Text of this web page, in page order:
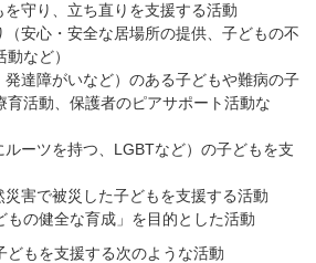
守り、立ち直りを支援する活動
安心・安全な居場所の提供、子どもの不
など）
達障がいなど）のある子どもや難病の子
育活動、保護者のピアサポート活動な
ーツを持つ、LGBTなど）の子どもを支
害で被災した子どもを支援する活動
もの健全な育成」を目的とした活動
どもを支援する次のような活動